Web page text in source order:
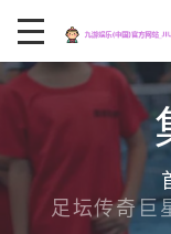
足坛传奇巨